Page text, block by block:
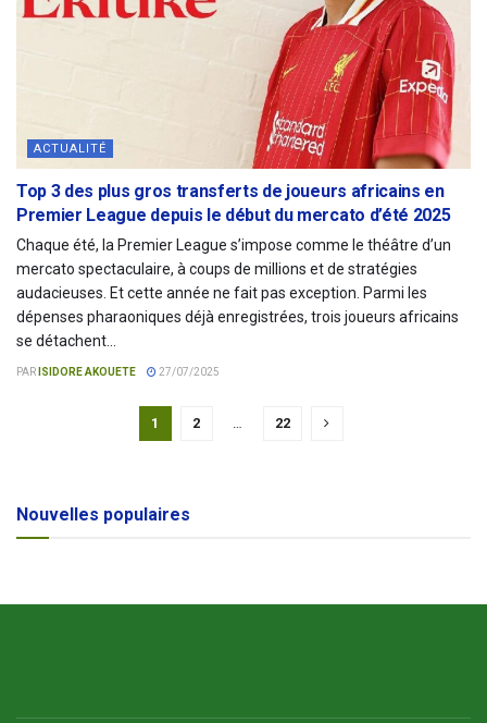
ACTUALITÉ
Top 3 des plus gros transferts de joueurs africains en
Premier League depuis le début du mercato d’été 2025
Chaque été, la Premier League s’impose comme le théâtre d’un
mercato spectaculaire, à coups de millions et de stratégies
audacieuses. Et cette année ne fait pas exception. Parmi les
dépenses pharaoniques déjà enregistrées, trois joueurs africains
se détachent...
PAR ISIDORE AKOUETE 27/07/2025
1 2 22
Nouvelles populaires